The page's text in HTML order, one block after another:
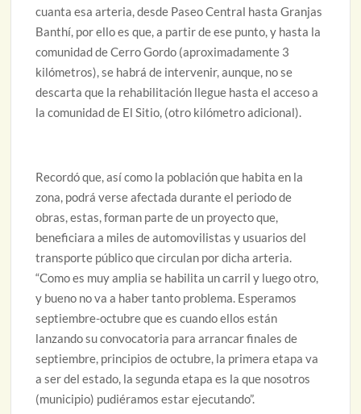
cuanta esa arteria, desde Paseo Central hasta Granjas
Banthí, por ello es que, a partir de ese punto, y hasta la
comunidad de Cerro Gordo (aproximadamente 3
kilómetros), se habrá de intervenir, aunque, no se
descarta que la rehabilitación llegue hasta el acceso a
la comunidad de El Sitio, (otro kilómetro adicional).
Recordó que, así como la población que habita en la
zona, podrá verse afectada durante el periodo de
obras, estas, forman parte de un proyecto que,
beneficiara a miles de automovilistas y usuarios del
transporte público que circulan por dicha arteria.
“Como es muy amplia se habilita un carril y luego otro,
y bueno no va a haber tanto problema. Esperamos
septiembre-octubre que es cuando ellos están
lanzando su convocatoria para arrancar finales de
septiembre, principios de octubre, la primera etapa va
a ser del estado, la segunda etapa es la que nosotros
(municipio) pudiéramos estar ejecutando”.